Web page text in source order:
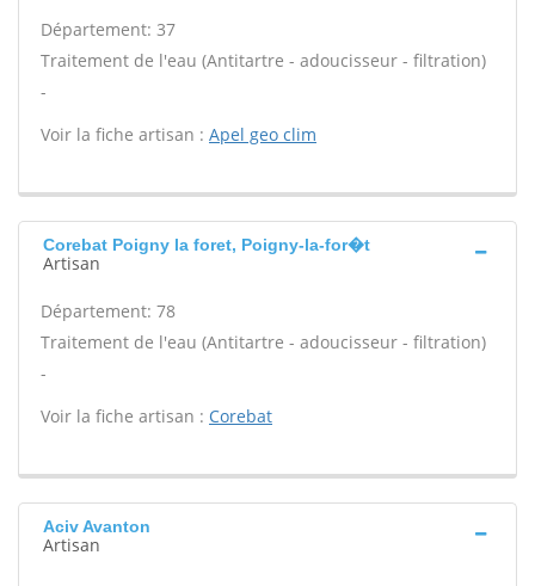
Département: 37
Traitement de l'eau (Antitartre - adoucisseur - filtration)
-
Voir la fiche artisan : Apel geo clim
Corebat Poigny la foret, Poigny-la-for�t
Artisan
Département: 78
Traitement de l'eau (Antitartre - adoucisseur - filtration)
-
Voir la fiche artisan : Corebat
Aciv Avanton
Artisan